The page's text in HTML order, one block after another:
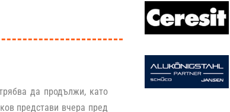
да продължи, като
представи вчера пред